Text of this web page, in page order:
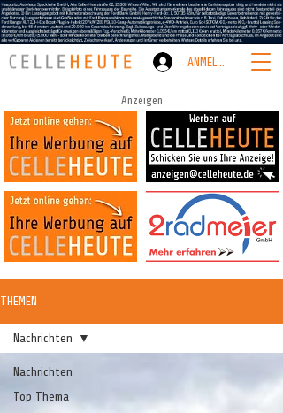
ANMELDEN
Anzeigen
THEMEN
Nachrichten
Top Thema
Nachrichten